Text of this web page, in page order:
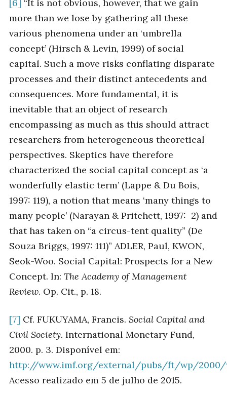
[6] “It is not obvious, however, that we gain
more than we lose by gathering all these
various phenomena under an ‘umbrella
concept’ (Hirsch & Levin, 1999) of social
capital. Such a move risks conflating disparate
processes and their distinct antecedents and
consequences. More fundamental, it is
inevitable that an object of research
encompassing as much as this should attract
researchers from heterogeneous theoretical
perspectives. Skeptics have therefore
characterized the social capital concept as ‘a
wonderfully elastic term’ (Lappe & Du Bois,
1997: 119), a notion that means ‘many things to
many people’ (Narayan & Pritchett, 1997: 2) and
that has taken on “a circus-tent quality” (De
Souza Briggs, 1997: 111)” ADLER, Paul, KWON,
Seok-Woo. Social Capital: Prospects for a New
Concept. In: The Academy of Management
Review. Op. Cit., p. 18.
[7] Cf. FUKUYAMA, Francis. Social Capital and
Civil Society. International Monetary Fund,
2000. p. 3. Disponível em:
http://www.imf.org/external/pubs/ft/wp/2000/
Acesso realizado em 5 de julho de 2015.